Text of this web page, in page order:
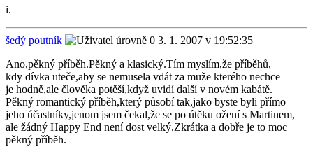
i.
šedý poutník
3. 1. 2007 v 19:52:35
Ano,pěkný příběh.Pěkný a klasický.Tím myslím,že příběhů,
kdy dívka uteče,aby se nemusela vdát za muže kterého nechce
je hodně,ale člověka potěší,když uvidí další v novém kabátě.
Pěkný romantický příběh,který působí tak,jako byste byli přímo
jeho účastníky,jenom jsem čekal,že se po útěku ožení s Martinem,
ale žádný Happy End není dost velký.Zkrátka a dobře je to moc
pěkný příběh.